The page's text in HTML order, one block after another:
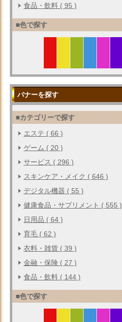
食品・飲料 ( 95 )
■色で探す
バナーを探す
■カテゴリーで探す
エステ ( 66 )
ゲーム ( 20 )
サービス ( 296 )
スキンケア・メイク ( 646 )
デジタル機器 ( 55 )
健康食品・サプリメント ( 555 )
日用品 ( 64 )
育毛 ( 62 )
衣料・雑貨 ( 39 )
金融・保険 ( 27 )
食品・飲料 ( 144 )
■色で探す